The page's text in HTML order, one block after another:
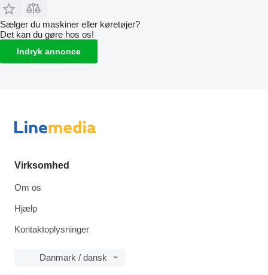
Sælger du maskiner eller køretøjer?
Det kan du gøre hos os!
Indryk annonce
Virksomhed
Om os
Hjælp
Kontaktoplysninger
Danmark / dansk